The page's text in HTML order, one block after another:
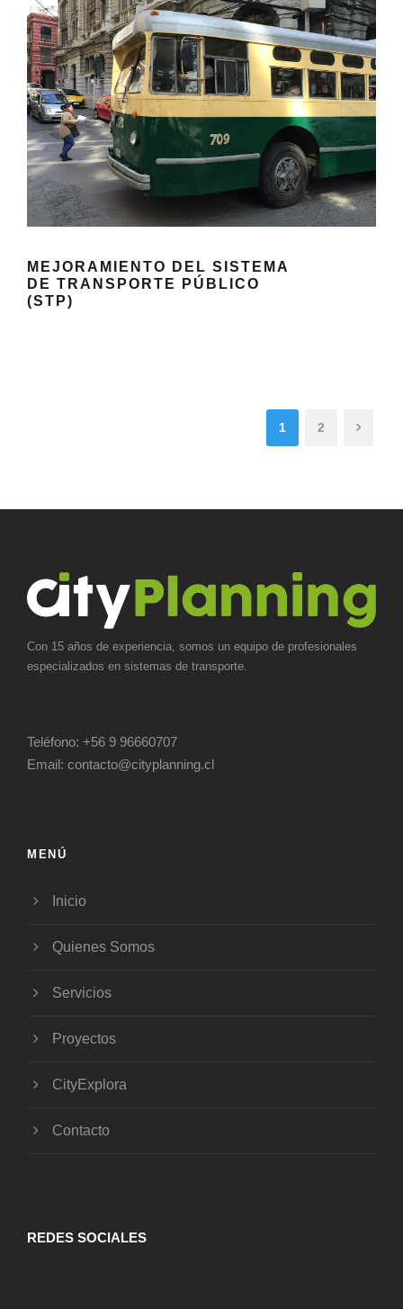
MEJORAMIENTO DEL SISTEMA
DE TRANSPORTE PÚBLICO
(STP)
1 2
Con 15 años de experiencia, somos un equipo de profesionales
especializados en sistemas de transporte.
Teléfono: +56 9 96660707
Email: contacto@cityplanning.cl
MENÚ
Inicio
Quienes Somos
Servicios
Proyectos
CityExplora
Contacto
REDES SOCIALES